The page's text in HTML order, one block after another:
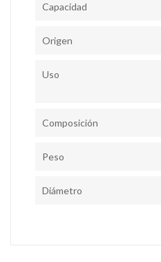
Capacidad
Origen
Uso
Composición
Peso
Diámetro